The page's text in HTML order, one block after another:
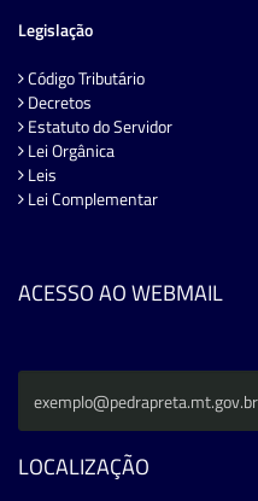
Legislação
Código Tributário
Decretos
Estatuto do Servidor
Lei Orgânica
Leis
Lei Complementar
ACESSO AO WEBMAIL
LOCALIZAÇÃO